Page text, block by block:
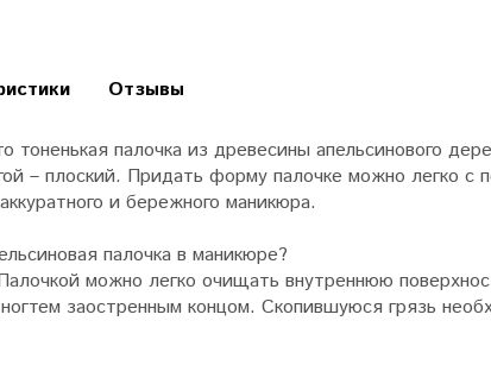
тоненькая палочка из древесины апельсинового
– плоский. Придать форму палочке можно легко с
и бережного маникюра.
палочка в маникюре?
можно легко очищать внутреннюю
заостренным концом. Скопившуюся грязь
Отзывы